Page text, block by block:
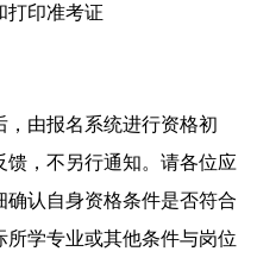
印准考证
由报名系统进行资格初
，不另行通知。请各位应
认自身资格条件是否符合
学专业或其他条件与岗位